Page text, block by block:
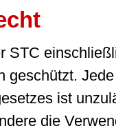
STC
geschützt.
ist
die